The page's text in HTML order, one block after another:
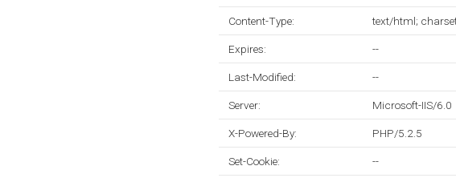
Content-Type: text/html;
Expires: --
Last-Modified: --
Server: Microsoft-IIS/6.0
X-Powered-By: PHP/5.2.5
Set-Cookie: --